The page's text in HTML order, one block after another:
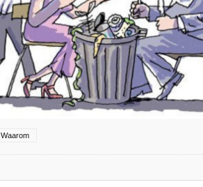
Waarom